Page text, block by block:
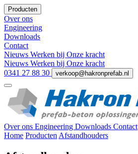
Producten
Over ons
Engineering
Downloads
Contact
Nieuws Werken bij Onze kracht
Nieuws Werken bij Onze kracht
0341 27 88 30
verkoop@hakronprefab.nl
Over ons Engineering Downloads Contact
Home ProductenAfstandhouders